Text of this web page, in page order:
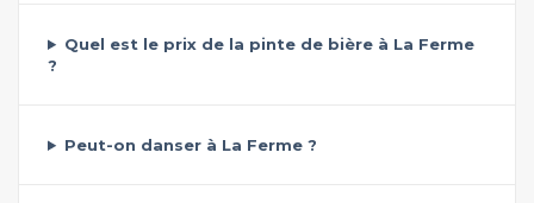
Quel est le prix de la pinte de bière à La Ferme
?
Peut-on danser à La Ferme ?